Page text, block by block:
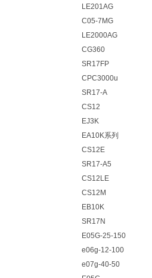
LE201AG
C05-7MG
LE2000AG
CG360
SR17FP
CPC3000u
SR17-A
CS12
EJ3K
EA10K系列
CS12E
SR17-A5
CS12LE
CS12M
EB10K
SR17N
E05G-25-150
e06g-12-100
e07g-40-50